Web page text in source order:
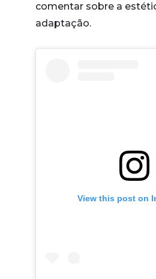
comentar sobre a
adaptação.
View this post on